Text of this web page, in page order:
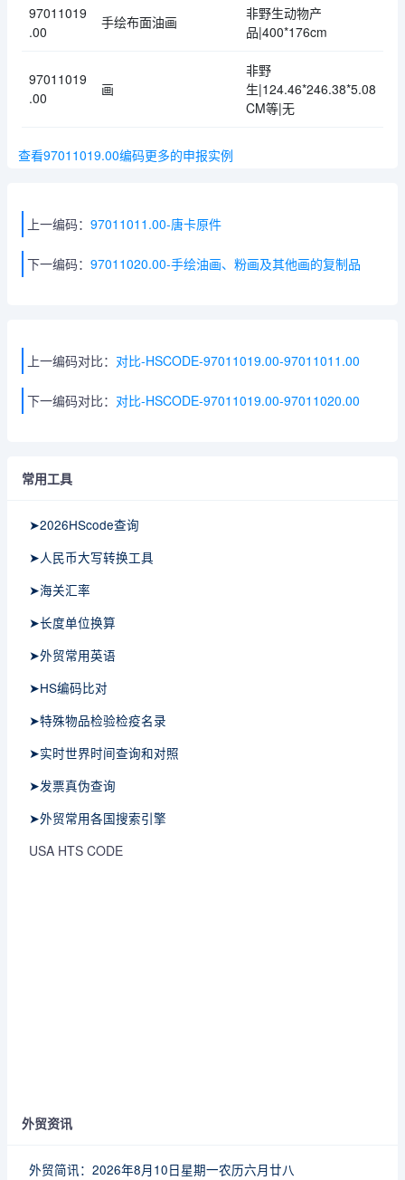
97011019
.00
手绘布面油画
非野生动物产
品|400*176cm
97011019
.00
画
非野
生|124.46*246.38*5.08
CM等|无
查看97011019.00编码更多的申报实例
上一编码： 97011011.00-唐卡原件
下一编码： 97011020.00-手绘油画、粉画及其他画的复制品
上一编码对比： 对比-HSCODE-97011019.00-97011011.00
下一编码对比： 对比-HSCODE-97011019.00-97011020.00
常用工具
➤2026HScode查询
➤人民币大写转换工具
➤海关汇率
➤长度单位换算
➤外贸常用英语
➤HS编码比对
➤特殊物品检验检疫名录
➤实时世界时间查询和对照
➤发票真伪查询
➤外贸常用各国搜索引擎
USA HTS CODE
外贸资讯
外贸简讯：2026年8月10日星期一农历六月廿八